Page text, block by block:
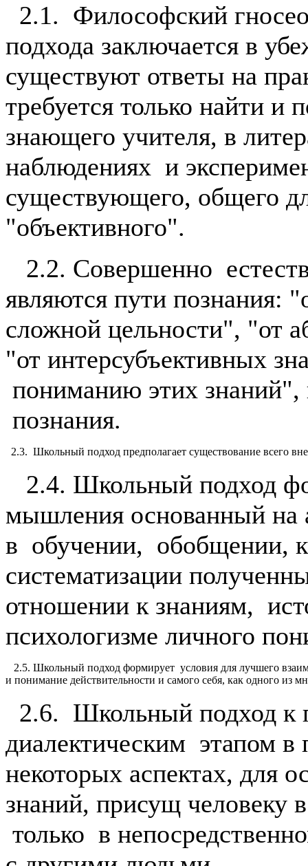
2.1. Философский
подхода заключается в
существуют ответы на
требуется только найти и
знающего учителя, в
наблюдениях и
существующего, общего
"объективного".
2.2. Совершенно
являются пути познания:
сложной цельности", "от
"от интерсубъективных
пониманию этих знаний",
познания.
2.3. Школьный подход предполагает существование всего
2.4. Школьный подход
мышления основанный на
в обучении, обобщении,
систематизации
отношении к знаниям,
психологизме личного
2.5. Школьный подход формирует условия для лучшего
и понимание действительности и самого себя, как одного из
2.6. Школьный подход к
диалектическим этапом в
некоторых аспектах, для
знаний, присущ человеку
только в